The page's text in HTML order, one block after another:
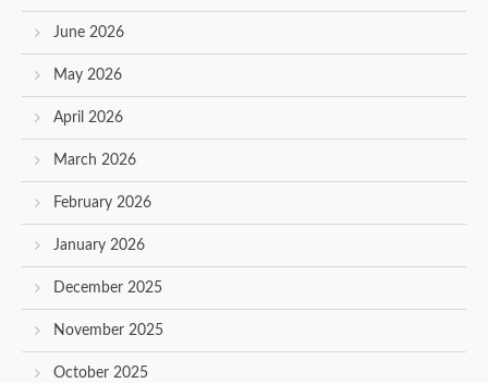
June 2026
May 2026
April 2026
March 2026
February 2026
January 2026
December 2025
November 2025
October 2025